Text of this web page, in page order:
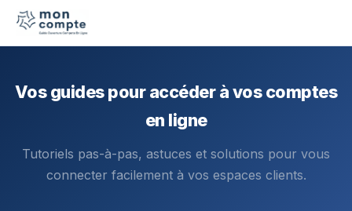
Vos guides pour accéder à vos comptes
en ligne
Tutoriels pas-à-pas, astuces et solutions pour vous
connecter facilement à vos espaces clients.